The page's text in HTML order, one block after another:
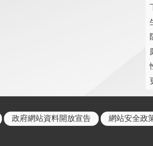
政府網站資料開放宣告 網站安全政